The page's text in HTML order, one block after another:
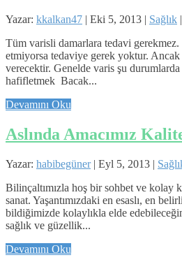
Yazar: kkalkan47 | Eki 5, 2013 | Sağlık |
Tüm varisli damarlara tedavi gerekmez.
etmiyorsa tedaviye gerek yoktur. Ancak
verecektir. Genelde varis şu durumlarda
hafifletmek Bacak...
Devamını Oku
Aslında Amacımız
Yazar: habibegüner| Eyl 5, 2013 |
Bilinçaltımızla hoş bir sohbet ve kolay
sanat. Yaşantımızdaki en esaslı, en
bildiğimizde kolaylıkla elde
sağlık ve güzellik...
Devamını Oku